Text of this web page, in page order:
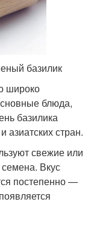
базилик
широко
блюда,
базилика
азиатских стран.
свежие или
Вкус
постепенно —